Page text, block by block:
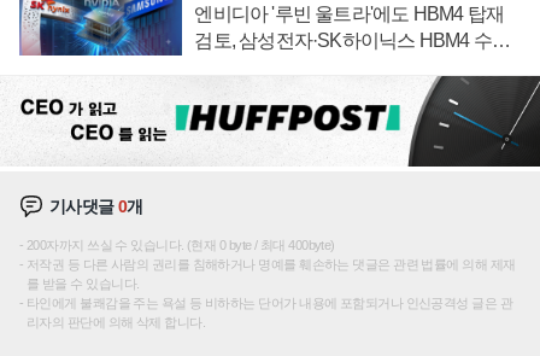
엔비디아 '루빈 울트라'에도 HBM4 탑재
검토, 삼성전자·SK하이닉스 HBM4 수율
기사댓글0개
200자까지 쓰실 수 있습니다. (현재 0 byte / 최대 400byte)
저작권 등 다른 사람의 권리를 침해하거나 명예를 훼손하는 댓글은 관련 법률에 의해 제재
를 받을 수 있습니다.
타인에게 불쾌감을 주는 욕설 등 비하하는 단어가 내용에 포함되거나 인신공격성 글은 관
리자의 판단에 의해 삭제 합니다.